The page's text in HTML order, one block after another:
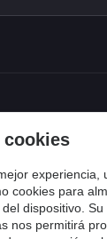
experiencia,
cookies para
dispositivo.
nos permitirá